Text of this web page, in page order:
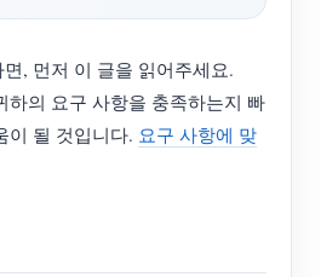
니터링
오
동
, 먼저 이 글을 읽어주세요.
하의 요구 사항을 충족하는지 빠
이 될 것입니다. 요구 사항에 맞